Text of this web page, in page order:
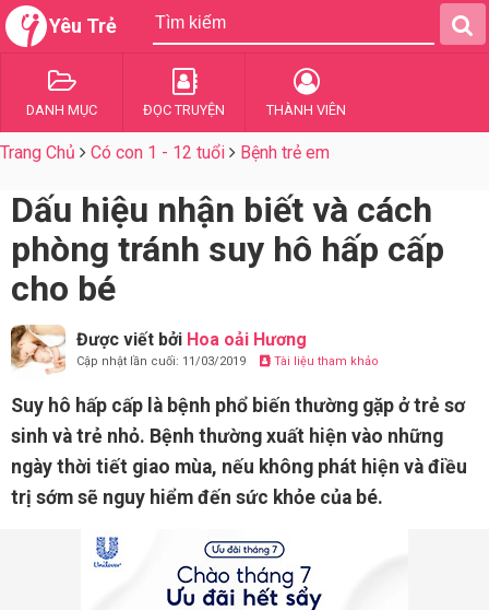
Yêu Trẻ
DANH MỤC ĐỌC TRUYỆN THÀNH VIÊN
Trang Chủ Có con 1 - 12 tuổi Bệnh trẻ em
Dấu hiệu nhận biết và cách
phòng tránh suy hô hấp cấp
cho bé
Được viết bởi Hoa oải Hương
Cập nhật lần cuối: 11/03/2019 Tài liệu tham khảo
Suy hô hấp cấp là bệnh phổ biến thường gặp ở trẻ sơ
sinh và trẻ nhỏ. Bệnh thường xuất hiện vào những
ngày thời tiết giao mùa, nếu không phát hiện và điều
trị sớm sẽ nguy hiểm đến sức khỏe của bé.